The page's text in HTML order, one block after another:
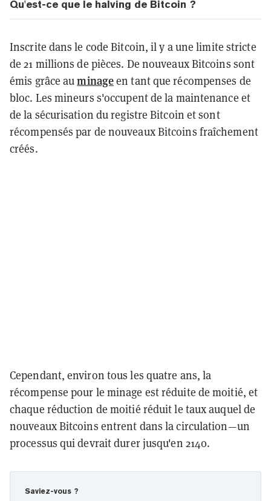
Qu'est-ce que le halving de Bitcoin ?
Inscrite dans le code Bitcoin, il y a une limite stricte
de 21 millions de pièces. De nouveaux Bitcoins sont
émis grâce auminageen tant que récompenses de
bloc. Les mineurs s'occupent de la maintenance et
de la sécurisation du registre Bitcoin et sont
récompensés par de nouveaux Bitcoins fraîchement
créés.
Cependant, environ tous les quatre ans, la
récompense pour le minage est réduite de moitié, et
chaque réduction de moitié réduit le taux auquel de
nouveaux Bitcoins entrent dans la circulation—un
processus qui devrait durer jusqu'en 2140.
Saviez-vous ?